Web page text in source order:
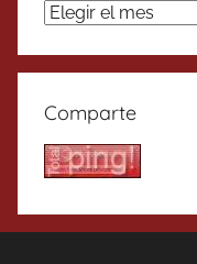
Archivo
Comparte